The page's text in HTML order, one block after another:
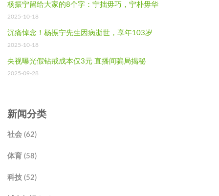
杨振宁留给大家的8个字：宁拙毋巧，宁朴毋华
2025-10-18
沉痛悼念！杨振宁先生因病逝世，享年103岁
2025-10-18
央视曝光假钻戒成本仅3元 直播间骗局揭秘
2025-09-28
新闻分类
社会 (62)
体育 (58)
科技 (52)